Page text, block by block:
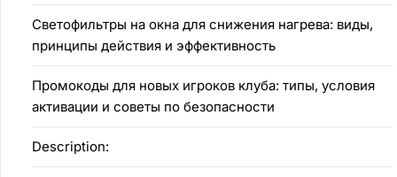
Светофильтры на окна для снижения нагрева: виды,
принципы действия и эффективность
Промокоды для новых игроков клуба: типы, условия
активации и советы по безопасности
Description: